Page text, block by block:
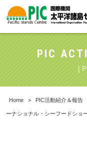
PIC
[
Home > PIC活動紹介＆報告
ーナショナル・シーフードショ